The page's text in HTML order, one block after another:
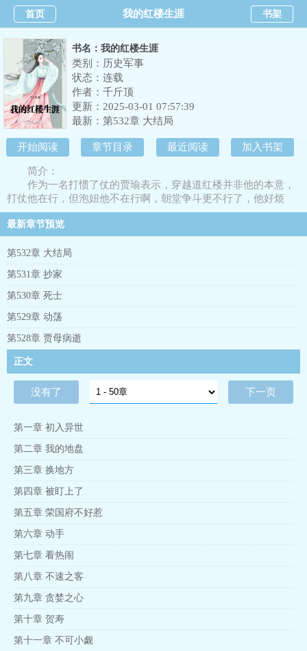
首页 我的红楼生涯 书架
书名：我的红楼生涯
类别：历史军事
状态：连载
作者： 千斤顶
更新：2025-03-01 07:57:39
最新： 第532章 大结局
开始阅读 章节目录 最近阅读 加入书架
简介：
作为一名打惯了仗的贾瑜表示，穿越道红楼并非他的本意，
打仗他在行，但泡妞他不在行啊，朝堂争斗更不行了，他好烦
啊！
最新章节预览
第532章 大结局
第531章 抄家
第530章 死士
第529章 动荡
第528章 贾母病逝
正文
没有了 下一页
第一章 初入异世
第二章 我的地盘
第三章 换地方
第四章 被盯上了
第五章 荣国府不好惹
第六章 动手
第七章 看热闹
第八章 不速之客
第九章 贪婪之心
第十章 贺寿
第十一章 不可小觑